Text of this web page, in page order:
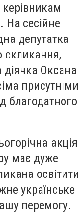
керівникам
На сесійне
депутатка
скликання,
діячка Оксана
присутніми
благодатного
акція
має дуже
освітити
українське
перемогу.